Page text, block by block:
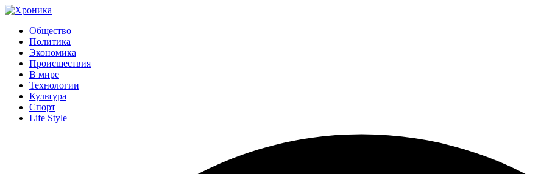
Общество
Политика
Экономика
Происшествия
В мире
Технологии
Культура
Спорт
Life Style